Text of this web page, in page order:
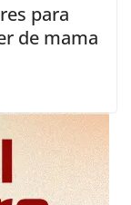
para
de mama